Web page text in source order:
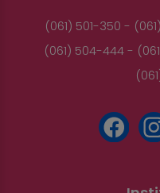
(061) 501-350 -
(061) 504-444 -